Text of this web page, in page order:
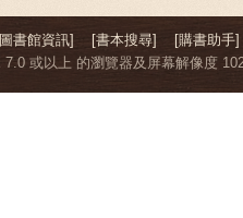
書館資訊] [書本搜尋]
[購書助手]
或以上 的瀏覽器及屏幕解像度